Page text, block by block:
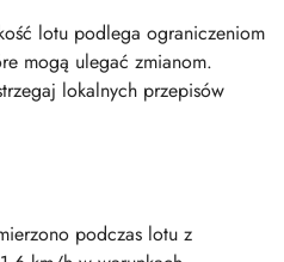
lotu podlega ograniczeniom
mogą ulegać zmianom.
lokalnych przepisów
podczas lotu z